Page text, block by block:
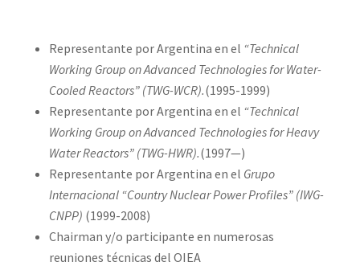
Representante por Argentina en el “Technical
Working Group on Advanced Technologies for Water-
Cooled Reactors” (TWG-WCR).(1995-1999)
Representante por Argentina en el “Technical
Working Group on Advanced Technologies for Heavy
Water Reactors” (TWG-HWR).(1997—)
Representante por Argentina en el Grupo
Internacional “Country Nuclear Power Profiles” (IWG-
CNPP) (1999-2008)
Chairman y/o participante en numerosas
reuniones técnicas del OIEA